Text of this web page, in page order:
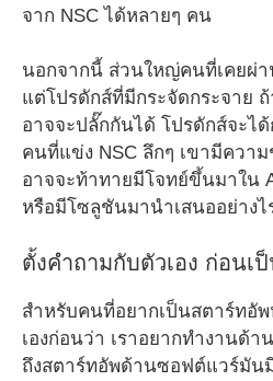
จาก NSC ได้หลายๆ คน
นอกจากนี้ ส่วนใหญ่คนที่เคยผ่า
แต่โปรดักส์ที่มีกระจัดกระจาย
อาจจะปลั๊กกันได้ โปรดักส์จะไ
คนที่แข่ง NSC ลึกๆ เขามีควา
อาจจะท้าทายมีโจทย์ขึ้นมาใน
หรือมีโซลูชันมานำเสนออย่างไ
ตั้งคำถามกับตัวเอง ก่อนเ
สำหรับคนที่อยากเป็นสตาร์ทอั
เองก่อนว่า เราอยากทำงานด้า
ถึงสตาร์ทอัพด้านซอฟต์แวร์มัน